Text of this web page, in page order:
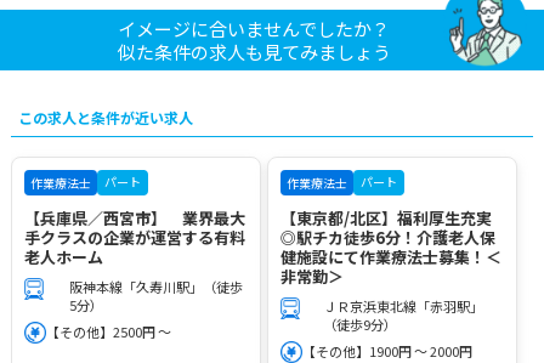
イメージに合いませんでしたか？
似た条件の求人も見てみましょう
この求人と条件が近い求人
作業療法士 パート
【兵庫県／西宮市】 業界最大
手クラスの企業が運営する有料
老人ホーム
阪神本線「久寿川駅」（徒歩
5分）
【その他】2500円 ～
作業療法士 パート
【東京都/北区】福利厚生充実
◎駅チカ徒歩6分！介護老人保
健施設にて作業療法士募集！＜
非常勤＞
ＪＲ京浜東北線「赤羽駅」
（徒歩9分）
【その他】1900円 ～ 2000円